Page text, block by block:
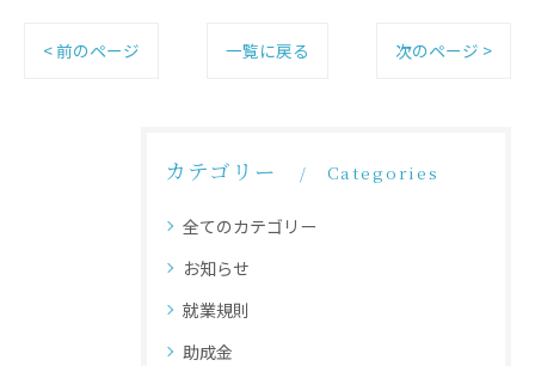
< 前のページ 一覧に戻る 次のページ >
カテゴリー Categories
全てのカテゴリー
お知らせ
就業規則
助成金